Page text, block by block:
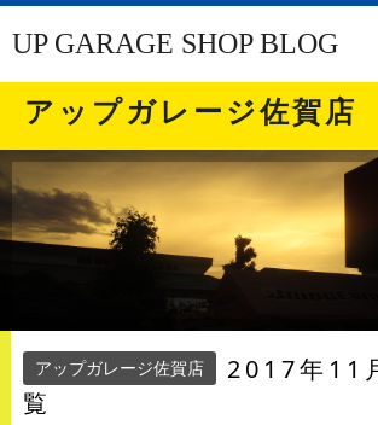
UP GARAGE SHOP BLOG
アップガレージ佐賀店
アップガレージ佐賀店
2017年11
覧